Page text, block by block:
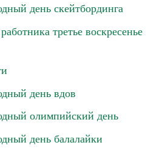
день скейтбординга
третье воскресенье
день вдов
олимпийский день
день балалайки